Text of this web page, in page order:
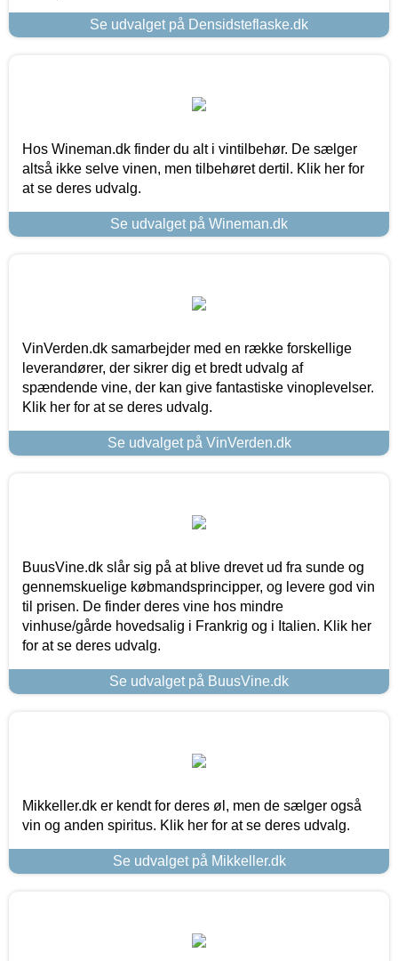
Se udvalget på Densidsteflaske.dk
Hos Wineman.dk finder du alt i vintilbehør. De sælger
altså ikke selve vinen, men tilbehøret dertil. Klik her for
at se deres udvalg.
Se udvalget på Wineman.dk
VinVerden.dk samarbejder med en række forskellige
leverandører, der sikrer dig et bredt udvalg af
spændende vine, der kan give fantastiske vinoplevelser.
Klik her for at se deres udvalg.
Se udvalget på VinVerden.dk
BuusVine.dk slår sig på at blive drevet ud fra sunde og
gennemskuelige købmandsprincipper, og levere god vin
til prisen. De finder deres vine hos mindre
vinhuse/gårde hovedsalig i Frankrig og i Italien. Klik her
for at se deres udvalg.
Se udvalget på BuusVine.dk
Mikkeller.dk er kendt for deres øl, men de sælger også
vin og anden spiritus. Klik her for at se deres udvalg.
Se udvalget på Mikkeller.dk